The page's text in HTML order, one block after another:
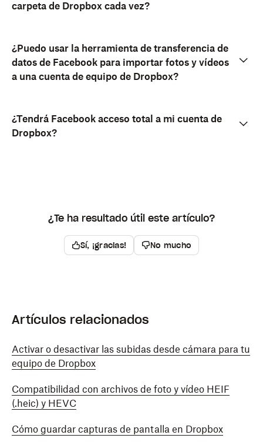
carpeta de Dropbox cada vez?
¿Puedo usar la herramienta de transferencia de
datos de Facebook para importar fotos y vídeos
a una cuenta de equipo de Dropbox?
¿Tendrá Facebook acceso total a mi cuenta de
Dropbox?
¿Te ha resultado útil este artículo?
Sí, ¡gracias! No mucho
Artículos relacionados
Activar o desactivar las subidas desde cámara para tu
equipo de Dropbox
Compatibilidad con archivos de foto y vídeo HEIF
(.heic) y HEVC
Cómo guardar capturas de pantalla en Dropbox